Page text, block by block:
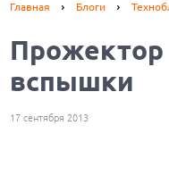
Главная Блоги
Прожектор
вспышки
17 сентября 2013